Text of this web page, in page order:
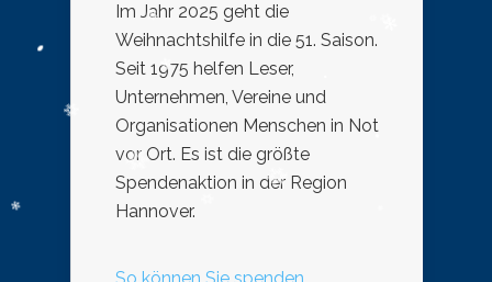
Im Jahr 2025 geht die
Weihnachtshilfe in die 51. Saison.
Seit 1975 helfen Leser,
Unternehmen, Vereine und
Organisationen Menschen in Not
vor Ort. Es ist die größte
Spendenaktion in der Region
Hannover.